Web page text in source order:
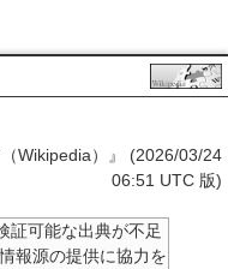
Wikipedia）』 (2026/03/24
06:51 UTC 版)
証可能な出典が不足
報源の提供に協力を